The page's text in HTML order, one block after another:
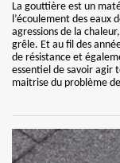
La gouttière est un
l’écoulement des eaux
agressions de la
grêle. Et au fil des
de résistance et
essentiel de savoir
maitrise du problème